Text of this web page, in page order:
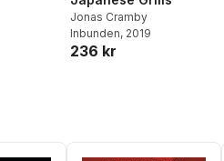
Totalt antal röster:
Jonas Cramby
Inbunden, 2019
236 kr